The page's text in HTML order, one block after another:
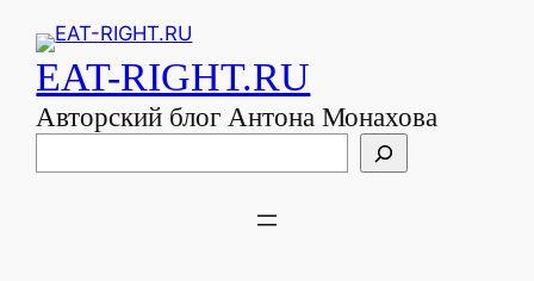
EAT-RIGHT.RU
Авторский блог Антона Монахова